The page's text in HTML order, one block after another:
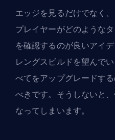
エッジを見るだけでなく
プレイヤーがどのような
を確認するのが良いアイ
レングスビルドを望んで
べてをアップグレードす
べきです。そうしないと
なってしまいます。